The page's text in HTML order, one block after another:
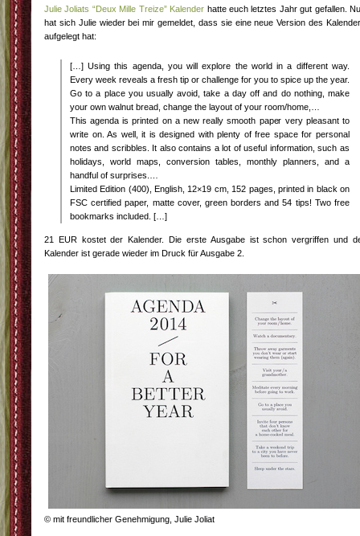
Julie Joliats “Deux Mille Treize” Kalender hatte euch letztes Jahr gut gefallen.
hat sich Julie wieder bei mir gemeldet, dass sie eine neue Version des
aufgelegt hat:
[…] Using this agenda, you will explore the world in a different way.
Every week reveals a fresh tip or challenge for you to spice up the year.
Go to a place you usually avoid, take a day off and do nothing, make
your own walnut bread, change the layout of your room/home,…
This agenda is printed on a new really smooth paper very pleasant to
write on. As well, it is designed with plenty of free space for personal
notes and scribbles. It also contains a lot of useful information, such as
holidays, world maps, conversion tables, monthly planners, and a
handful of surprises.…
Limited Edition (400), English, 12×19 cm, 152 pages, printed in black on
FSC certified paper, matte cover, green borders and 54 tips! Two free
bookmarks included. […]
21 EUR kostet der Kalender. Die erste Ausgabe ist schon vergriffen und
Kalender ist gerade wieder im Druck für Ausgabe 2.
© mit freundlicher Genehmigung, Julie Joliat